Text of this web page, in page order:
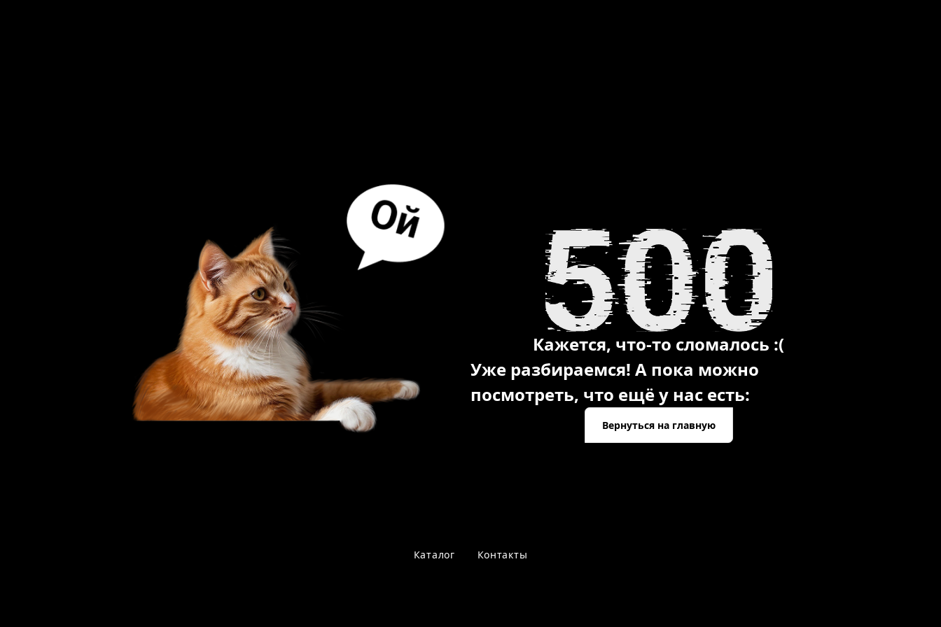
Кажется, что-то сломалось :(
Уже разбираемся! А пока можно
посмотреть, что ещё у нас есть:
Вернуться на главную
Каталог Контакты